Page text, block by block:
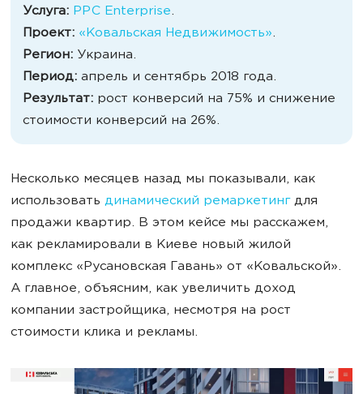
Услуга: PPC Enterprise.
Проект: «Ковальская Недвижимость».
Регион: Украина.
Период: апрель и сентябрь 2018 года.
Результат: рост конверсий на 75% и снижение
стоимости конверсий на 26%.
Несколько месяцев назад мы показывали, как
использовать динамический ремаркетингдля
продажи квартир. В этом кейсе мы расскажем,
как рекламировали в Киеве новый жилой
комплекс «Русановская Гавань» от «Ковальской».
А главное, объясним, как увеличить доход
компании застройщика, несмотря на рост
стоимости клика и рекламы.